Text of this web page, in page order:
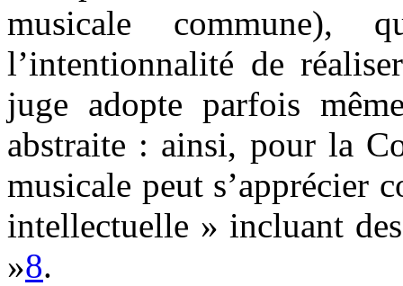
musicale commune),
l’intentionnalité de
juge adopte parfois
abstraite : ainsi, pour la
musicale peut s’apprécier
intellectuelle » incluant
»8.